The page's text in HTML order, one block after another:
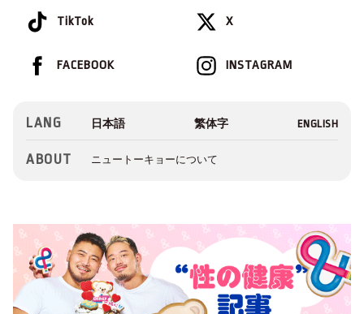
TikTok X
INSTAGRAM
FACEBOOK
LANG
ABOUT ニュートーキョーについて